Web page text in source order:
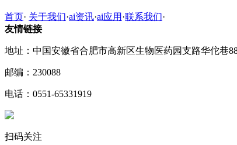
首页· 关于我们·ai资讯·ai应用 ·联系我们·
友情链接
地址：中国安徽省合肥市高新区生物医药园支路华佗巷
邮编：230088
电话：0551-65331919
扫码关注